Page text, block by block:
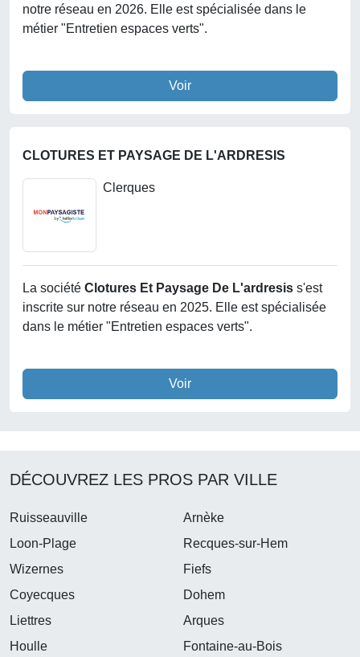
notre réseau en 2026. Elle est spécialisée dans le
métier "Entretien espaces verts".
Voir
CLOTURES ET PAYSAGE DE L'ARDRESIS
Clerques
La société Clotures Et Paysage De L'ardresis s'est
inscrite sur notre réseau en 2025. Elle est spécialisée
dans le métier "Entretien espaces verts".
Voir
DÉCOUVREZ LES PROS PAR VILLE
Ruisseauville
Arnèke
Loon-Plage
Recques-sur-Hem
Wizernes
Fiefs
Coyecques
Dohem
Liettres
Arques
Houlle
Fontaine-au-Bois